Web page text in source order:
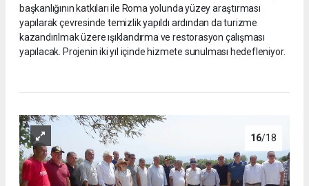
başkanlığının katkıları ile Roma yolunda yüzey araştırması
yapılarak çevresinde temizlik yapıldı ardından da turizme
kazandırılmak üzere ışıklandırma ve restorasyon çalışması
yapılacak. Projenin iki yıl içinde hizmete sunulması hedefleniyor.
16/18